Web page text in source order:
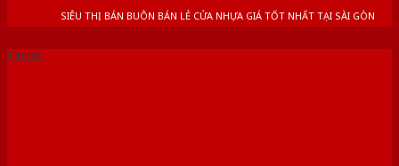
SIÊU THỊ BÁN BUÔN BÁN LẺ CỬA NHỰA GIÁ TỐT NHẤT TẠI SÀI GÒN
Tin tức